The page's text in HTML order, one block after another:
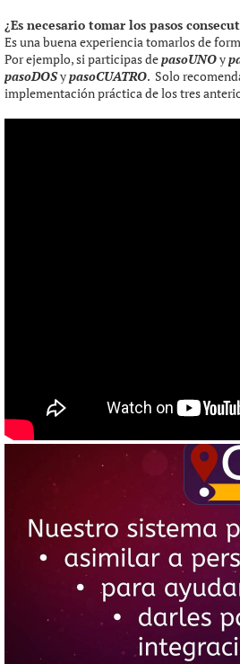
¿Es necesario tomar los pasos
Es una buena experiencia tomarlos de
Por ejemplo, si participas depasoUNOy
pasoDOSypasoCUATRO. Solo
implementación práctica de los tres